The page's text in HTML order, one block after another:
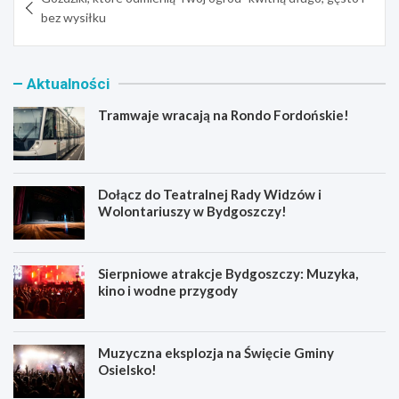
wpisu
bez wysiłku
Aktualności
Tramwaje wracają na Rondo Fordońskie!
Dołącz do Teatralnej Rady Widzów i
Wolontariuszy w Bydgoszczy!
Sierpniowe atrakcje Bydgoszczy: Muzyka,
kino i wodne przygody
Muzyczna eksplozja na Święcie Gminy
Osielsko!
T
D